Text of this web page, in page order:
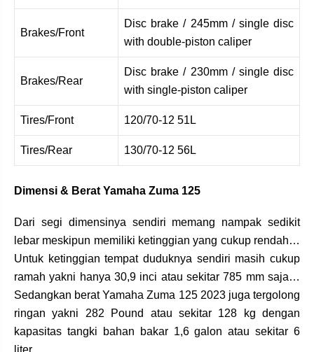
Brakes/Front
Disc brake / 245mm / single disc
with double-piston caliper​
Brakes/Rear
Disc brake / 230mm / single disc
with single-piston caliper​
Tires/Front 120/70-12 51L
Tires/Rear 130/70-12 56L
Dimensi & Berat Yamaha Zuma 125
Dari segi dimensinya sendiri memang nampak sedikit
lebar meskipun memiliki ketinggian yang cukup rendah…
Untuk ketinggian tempat duduknya sendiri masih cukup
ramah yakni hanya 30,9 inci atau sekitar 785 mm saja…
Sedangkan berat Yamaha Zuma 125 2023 juga tergolong
ringan yakni 282 Pound atau sekitar 128 kg dengan
kapasitas tangki bahan bakar 1,6 galon atau sekitar 6
liter…